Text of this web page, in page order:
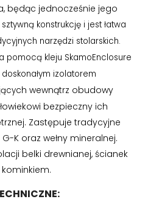
będąc jednocześnie jego
konstrukcję i jest łatwa
narzędzi stolarskich.
pomocą kleju SkamoEnclosure
doskonałym izolatorem
ch wewnątrz obudowy
bezpieczny ich
Zastępuje tradycyjne
K oraz wełny mineralnej.
belki drewnianej, ścianek